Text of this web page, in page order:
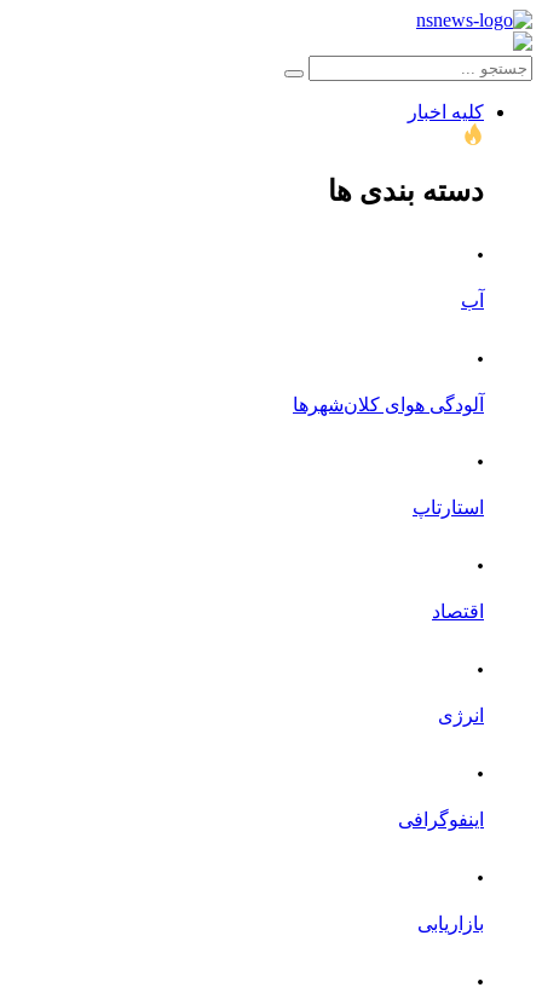
کلیه اخبار
دسته بندی ها
.
آب
.
آلودگی هوای کلان‌شهرها
.
استارتاپ
.
اقتصاد
.
انرژی
.
اینفوگرافی
.
بازاریابی
.